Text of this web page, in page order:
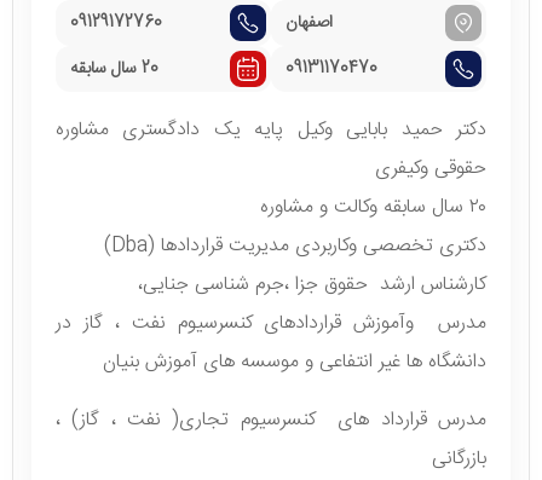
اصفهان
09129172760
09131170470
20 سال سابقه
دکتر حمید بابایی وکیل پایه یک دادگستری مشاوره
حقوقی وکیفری
۲۰ سال سابقه وکالت و مشاوره
دکتری تخصصی وکاربردی مدیریت قراردادها (Dba)
کارشناس ارشد ‌ حقوق جزا ،جرم شناسی جنایی،
مدرس وآموزش قراردادهای کنسرسیوم نفت ، گاز در
دانشگاه ها غیر انتفاعی و موسسه های آموزش بنیان
مدرس قرارداد های کنسرسیوم تجاری( نفت ، گاز) ،
بازرگانی